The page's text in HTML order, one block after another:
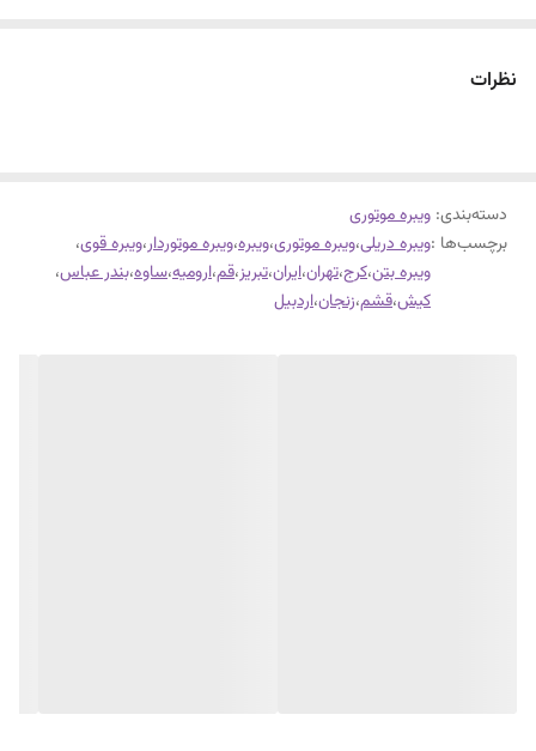
نظرات
دسته‌بندی: ویبره موتوری
برچسب‌ها :ویبره دریلی،ویبره موتوری،ویبره،ویبره موتوردار،ویبره قوی،
ویبره بتن،کرج،تهران،ایران،تبریز،قم،ارومیه،ساوه،بندر عباس،
کیش،قشم،زنجان،اردبیل